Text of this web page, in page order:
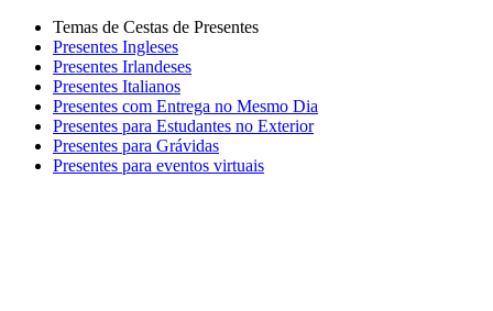
Temas de Cestas de Presentes
Presentes Ingleses
Presentes Irlandeses
Presentes Italianos
Presentes com Entrega no Mesmo Dia
Presentes para Estudantes no Exterior
Presentes para Grávidas
Presentes para eventos virtuais